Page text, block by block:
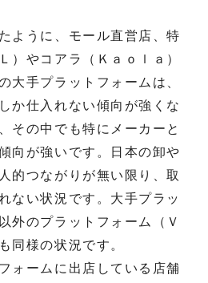
ように、モール直営店、特
）やコアラ（Ｋａｏｌａ）
大手プラットフォームは、
か仕入れない傾向が強くな
その中でも特にメーカーと
向が強いです。日本の卸や
的つながりが無い限り、取
ない状況です。大手プラッ
外のプラットフォーム（Ｖ
同様の状況です。
ォームに出店している店舗